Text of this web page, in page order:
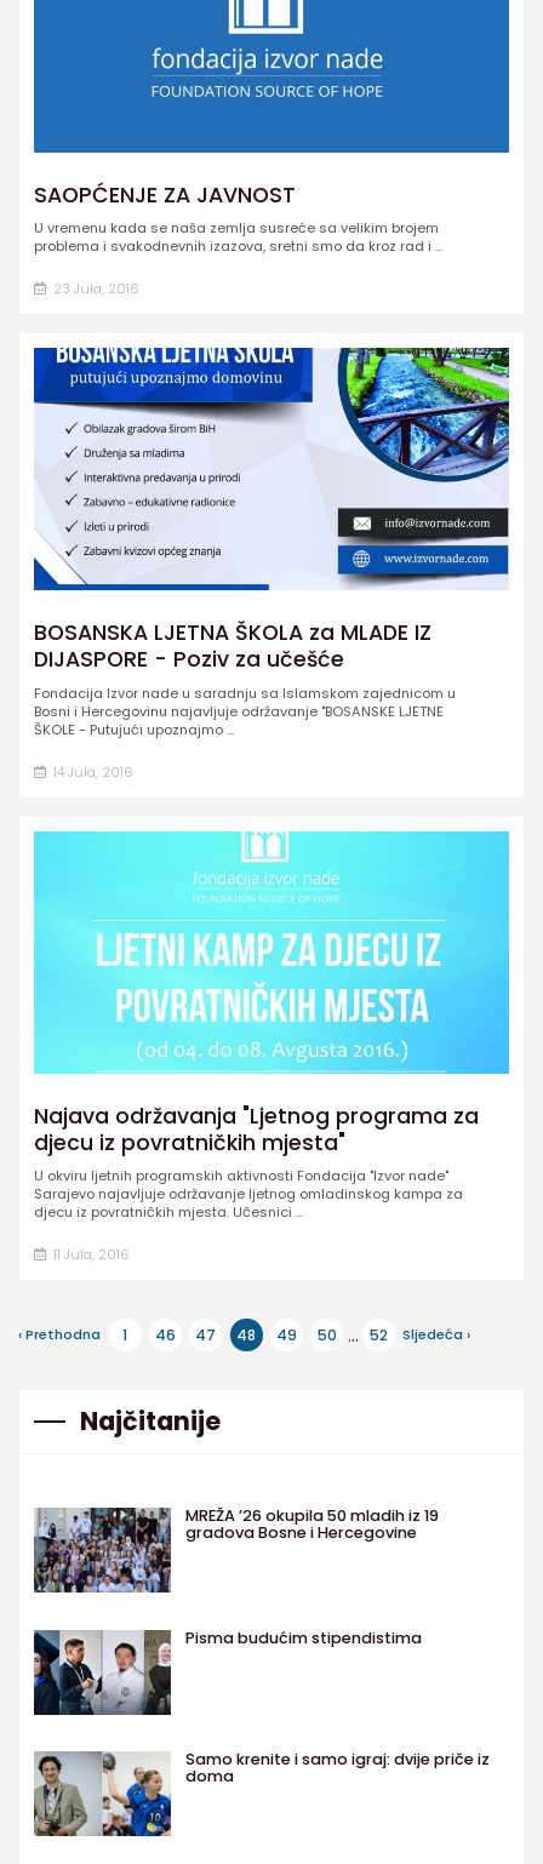
SAOPĆENJE ZA JAVNOST
U vremenu kada se naša zemlja susreće sa velikim brojem
problema i svakodnevnih izazova, sretni smo da kroz rad i ...
23 Jula, 2016
BOSANSKA LJETNA ŠKOLA za MLADE IZ
DIJASPORE - Poziv za učešće
Fondacija Izvor nade u saradnju sa Islamskom zajednicom u
Bosni i Hercegovinu najavljuje održavanje "BOSANSKE LJETNE
ŠKOLE - Putujući upoznajmo ...
14 Jula, 2016
Najava održavanja "Ljetnog programa za
djecu iz povratničkih mjesta"
U okviru ljetnih programskih aktivnosti Fondacija "Izvor nade"
Sarajevo najavljuje održavanje ljetnog omladinskog kampa za
djecu iz povratničkih mjesta. Učesnici ...
11 Jula, 2016
‹ Prethodna 1 46 47 48 49 50 ... 52 Sljedeća ›
Najčitanije
MREŽA ’26 okupila 50 mladih iz 19
gradova Bosne i Hercegovine
Pisma budućim stipendistima
Samo krenite i samo igraj: dvije priče iz
doma